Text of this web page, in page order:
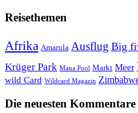
Reisethemen
Afrika Amarula Ausflug Big
Krüger Park Mana Pool Markt Meer
wild Card Wildcard Magazin
Die neuesten Kommentare